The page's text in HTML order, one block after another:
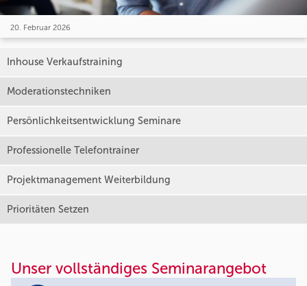
20. Februar 2026
Inhouse Verkaufstraining
Moderationstechniken
Persönlichkeitsentwicklung Seminare
Professionelle Telefontrainer
Projektmanagement Weiterbildung
Prioritäten Setzen
Unser vollständiges Seminarangebot